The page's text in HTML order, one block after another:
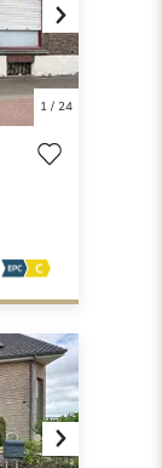
Next
1/ 24
Next